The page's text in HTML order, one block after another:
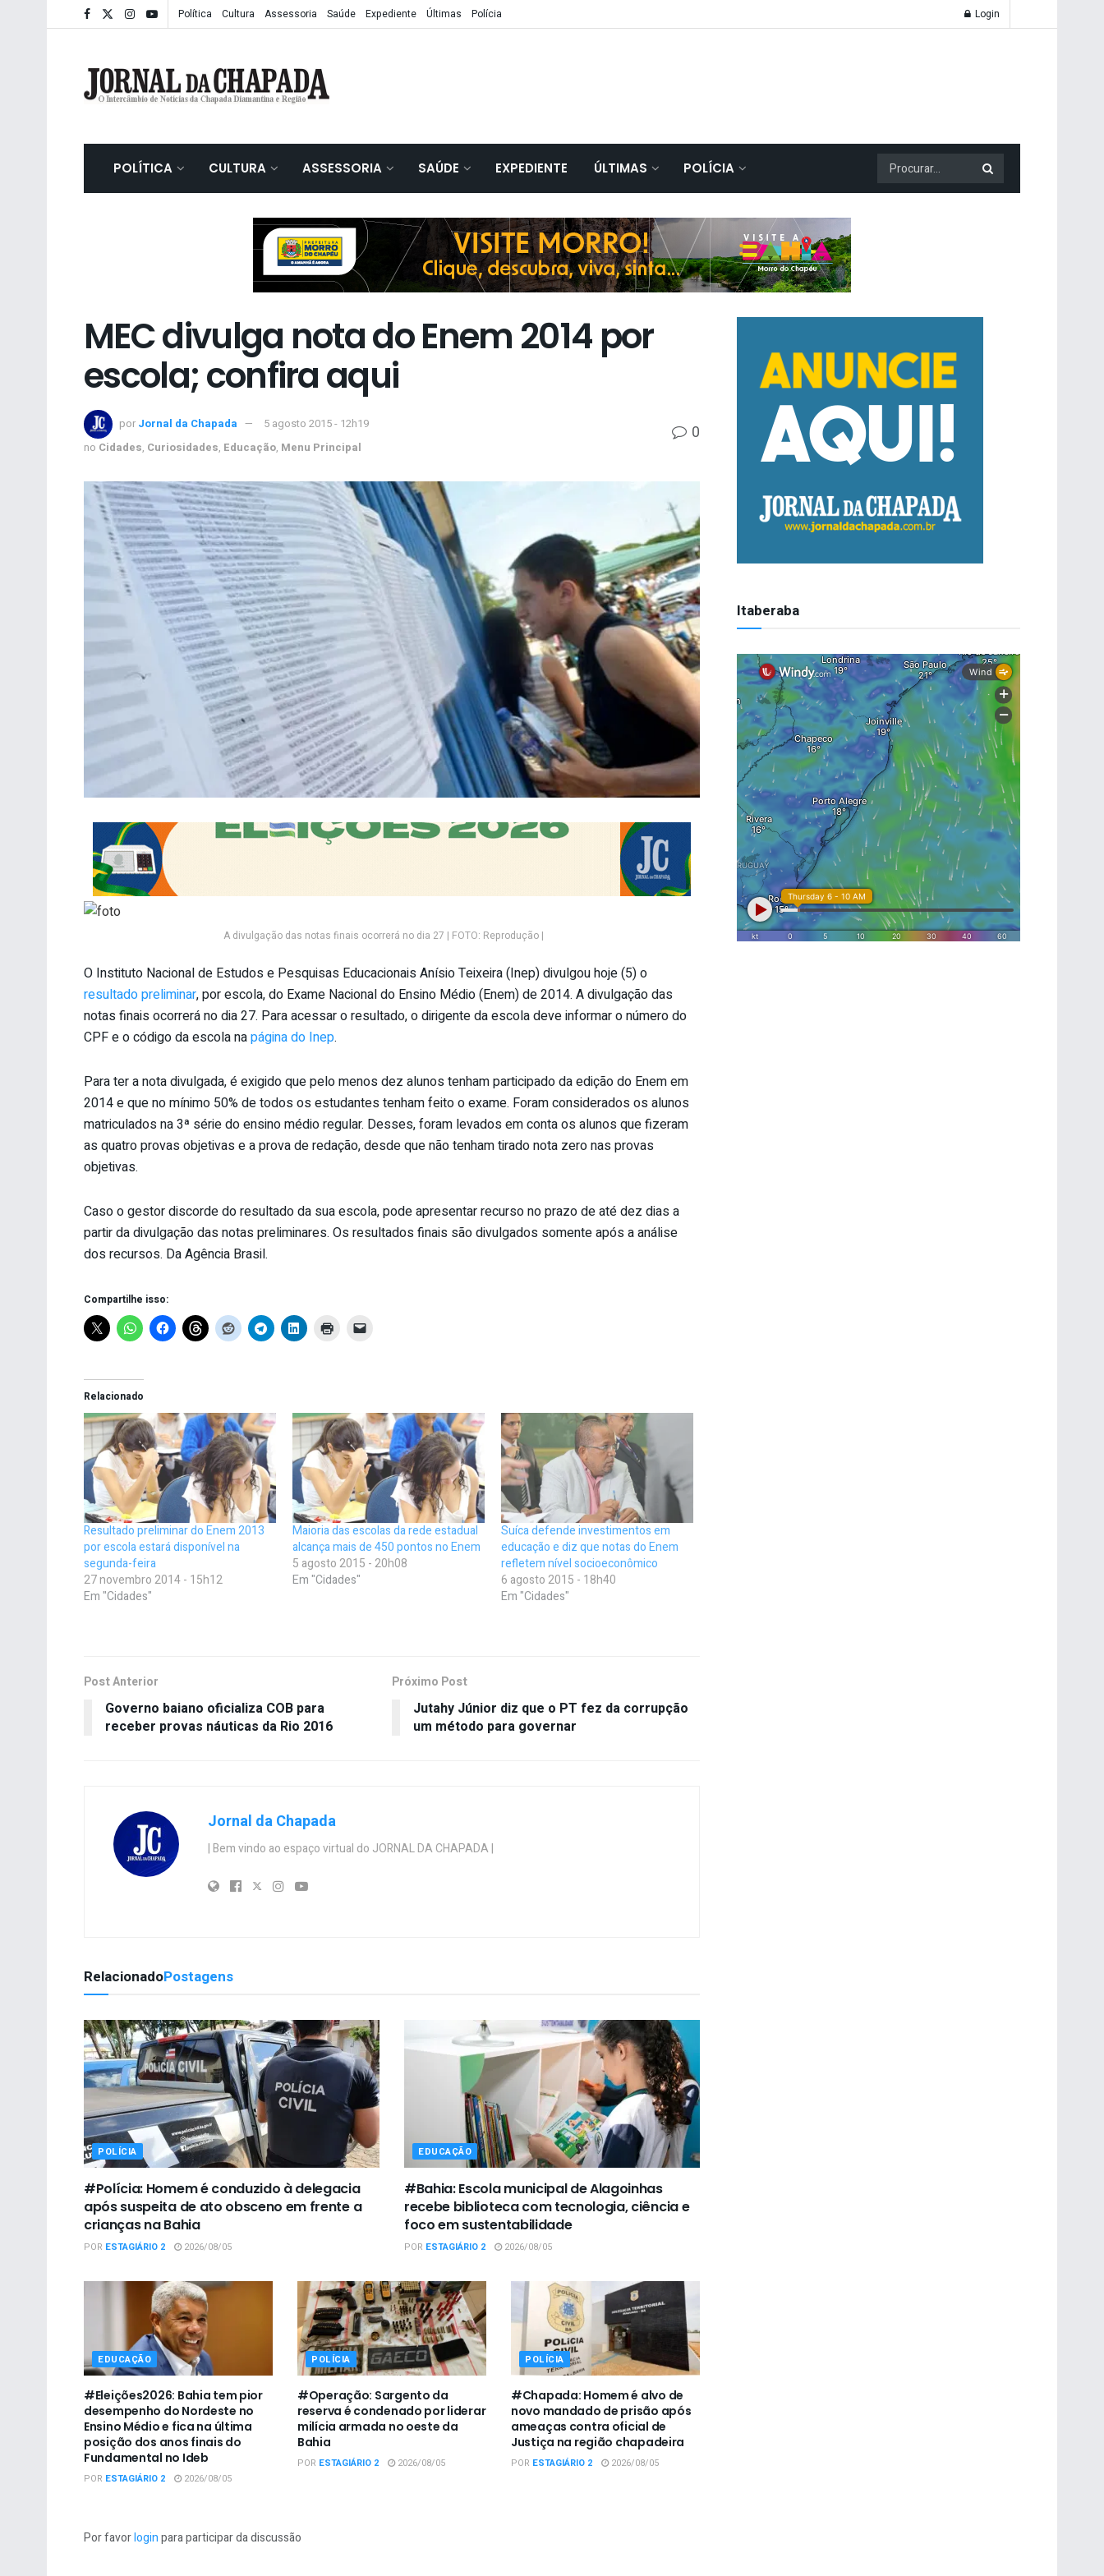
Política Cultura Assessoria Saúde Expediente Últimas Polícia Login
POLÍTICA CULTURA ASSESSORIA SAÚDE EXPEDIENTE ÚLTIMAS POLÍCIA
MEC divulga nota do Enem 2014 por
escola; confira aqui
por Jornal da Chapada
5 agosto 2015 - 12h19
no Cidades, Curiosidades, Educação, Menu Principal
0
A divulgação das notas finais ocorrerá no dia 27 | FOTO: Reprodução |
O Instituto Nacional de Estudos e Pesquisas Educacionais Anísio Teixeira (Inep) divulgou hoje (5) o
resultado preliminar, por escola, do Exame Nacional do Ensino Médio (Enem) de 2014. A divulgação das
notas finais ocorrerá no dia 27. Para acessar o resultado, o dirigente da escola deve informar o número do
CPF e o código da escola napágina do Inep.
Para ter a nota divulgada, é exigido que pelo menos dez alunos tenham participado da edição do Enem em
2014 e que no mínimo 50% de todos os estudantes tenham feito o exame. Foram considerados os alunos
matriculados na 3ª série do ensino médio regular. Desses, foram levados em conta os alunos que fizeram
as quatro provas objetivas e a prova de redação, desde que não tenham tirado nota zero nas provas
objetivas.
Caso o gestor discorde do resultado da sua escola, pode apresentar recurso no prazo de até dez dias a
partir da divulgação das notas preliminares. Os resultados finais são divulgados somente após a análise
dos recursos. Da Agência Brasil.
Compartilhe isso:
Relacionado
Resultado preliminar do Enem 2013
por escola estará disponível na
segunda-feira
27 novembro 2014 - 15h12
Em "Cidades"
Maioria das escolas da rede estadual
alcança mais de 450 pontos no Enem
5 agosto 2015 - 20h08
Em "Cidades"
Suíca defende investimentos em
educação e diz que notas do Enem
refletem nível socioeconômico
6 agosto 2015 - 18h40
Em "Cidades"
Post Anterior
Governo baiano oficializa COB para
receber provas náuticas da Rio 2016
Próximo Post
Jutahy Júnior diz que o PT fez da corrupção
um método para governar
Jornal da Chapada
| Bem vindo ao espaço virtual do JORNAL DA CHAPADA |
RelacionadoPostagens
POLÍCIA
#Polícia: Homem é conduzido à delegacia
após suspeita de ato obsceno em frente a
crianças na Bahia
POR ESTAGIÁRIO 2 2026/08/05
EDUCAÇÃO
#Bahia: Escola municipal de Alagoinhas
recebe biblioteca com tecnologia, ciência e
foco em sustentabilidade
POR ESTAGIÁRIO 2 2026/08/05
EDUCAÇÃO
#Eleições2026: Bahia tem pior
desempenho do Nordeste no
Ensino Médio e fica na última
posição dos anos finais do
Fundamental no Ideb
POR ESTAGIÁRIO 2 2026/08/05
POLÍCIA
#Operação: Sargento da
reserva é condenado por liderar
milícia armada no oeste da
Bahia
POR ESTAGIÁRIO 2 2026/08/05
POLÍCIA
#Chapada: Homem é alvo de
novo mandado de prisão após
ameaças contra oficial de
Justiça na região chapadeira
POR ESTAGIÁRIO 2 2026/08/05
Por favorloginpara participar da discussão
Itaberaba